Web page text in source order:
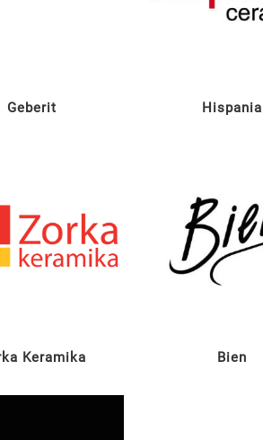
Geberit Hispania
Keramika Bien